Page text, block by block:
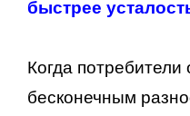
быстрее
Когда
бесконечным